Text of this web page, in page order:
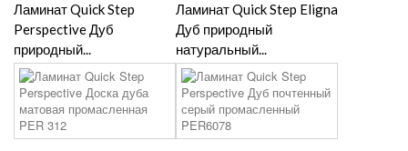
Ламинат Quick Step
Perspective Дуб
природный...
Ламинат Quick Step Eligna
Дуб природный
натуральный...